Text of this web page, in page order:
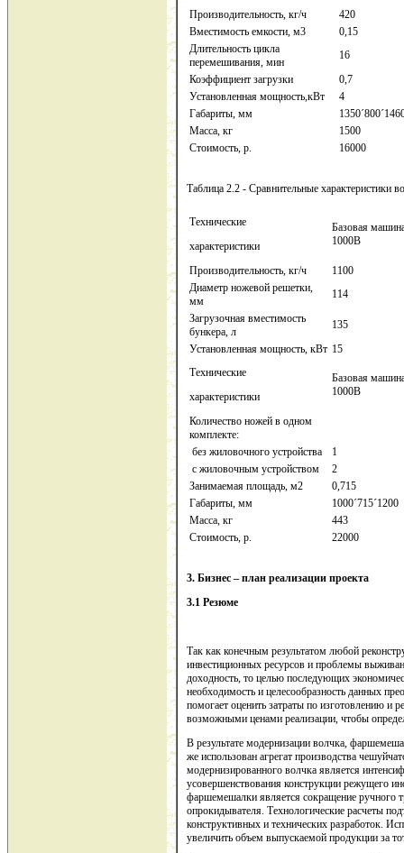
Производительность, кг/ч
420
Вместимость емкости, м3
0,15
Длительность цикла
перемешивания, мин
16
Коэффициент загрузки
0,7
Установленная мощность,кВт
4
Габариты, мм
Масса, кг
1500
Стоимость, р.
16000
Таблица 2.2 - Сравнительные характеристики
Технические
характеристики
Базовая
1000В
Производительность, кг/ч
1100
Диаметр ножевой решетки,
мм
114
Загрузочная вместимость
бункера, л
135
Установленная мощность, кВт 15
Технические
характеристики
Базовая
1000В
Количество ножей в одном
комплекте:
без жиловочного устройства
1
с жиловочным устройством
2
Занимаемая площадь, м2
0,715
Габариты, мм
1000´715´1200
Масса, кг
443
Стоимость, р.
22000
3. Бизнес – план реализации проекта
3.1 Резюме
Так как конечным результатом любой
инвестиционных ресурсов и проблемы
доходность, то целью последующих
необходимость и целесообразность данных
помогает оценить затраты по изготовлению и
возможными ценами реализации, чтобы
В результате модернизации волчка,
же использован агрегат производства
модернизированного волчка является
усовершенствования конструкции режущего
фаршемешалки является сокращение ручного
опрокидывателя. Технологические расчеты
конструктивных и технических разработок.
увеличить объем выпускаемой продукции за